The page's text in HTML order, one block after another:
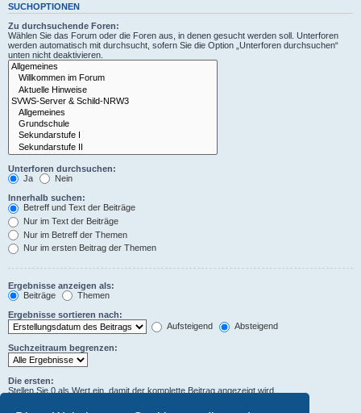
SUCHOPTIONEN
Zu durchsuchende Foren:
Wählen Sie das Forum oder die Foren aus, in denen gesucht werden soll. Unterforen
werden automatisch mit durchsucht, sofern Sie die Option „Unterforen durchsuchen“
unten nicht deaktivieren.
Unterforen durchsuchen:
Ja
Nein
Innerhalb suchen:
Betreff und Text der Beiträge
Nur im Text der Beiträge
Nur im Betreff der Themen
Nur im ersten Beitrag der Themen
Ergebnisse anzeigen als:
Beiträge
Themen
Ergebnisse sortieren nach:
Aufsteigend
Absteigend
Suchzeitraum begrenzen:
Die ersten:
Stellen Sie 0 als Wert ein, damit der komplette Beitrag angezeigt wird.